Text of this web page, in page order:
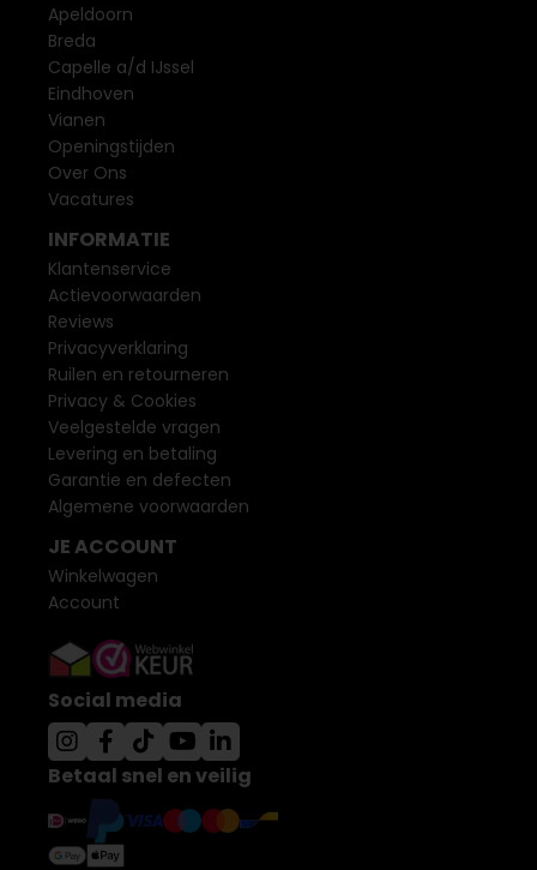
Apeldoorn
Breda
Capelle a/d IJssel
Eindhoven
Vianen
Openingstijden
Over Ons
Vacatures
INFORMATIE
Klantenservice
Actievoorwaarden
Reviews
Privacyverklaring
Ruilen en retourneren
Privacy & Cookies
Veelgestelde vragen
Levering en betaling
Garantie en defecten
Algemene voorwaarden
JE ACCOUNT
Winkelwagen
Account
Social media
Betaal snel en veilig